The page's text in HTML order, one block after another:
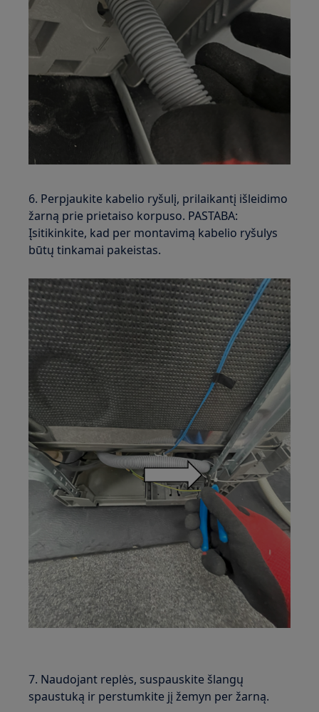
6. Perpjaukite kabelio ryšulį, prilaikantį išleidimo
žarną prie prietaiso korpuso. PASTABA:
Įsitikinkite, kad per montavimą kabelio ryšulys
būtų tinkamai pakeistas.
7. Naudojant replės, suspauskite šlangų
spaustuką ir perstumkite jį žemyn per žarną.